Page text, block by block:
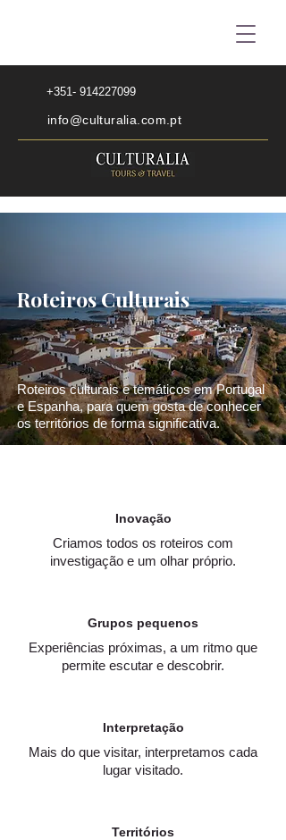
+351- 914227099
info@culturalia.com.pt
Roteiros Culturais
Roteiros culturais e temáticos em Portugal
e Espanha, para quem gosta de conhecer
os territórios de forma significativa.
Inovação
Criamos todos os roteiros com
investigação e um olhar próprio.
Grupos pequenos
Experiências próximas, a um ritmo que
permite escutar e descobrir.
Interpretação
Mais do que visitar, interpretamos cada
lugar visitado.
Territórios